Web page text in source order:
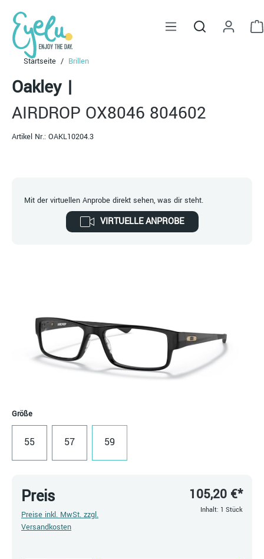
springen
Startseite Brillen
Oakley |
AIRDROP OX8046 804602
Artikel Nr.: OAKL10204.3
Mit der virtuellen Anprobe direkt sehen, was dir steht.
VIRTUELLE ANPROBE
Größeauswählen
55 57 59
Preis
Preise inkl. MwSt. zzgl.
Versandkosten
105,20 €*
Inhalt: 1 Stück